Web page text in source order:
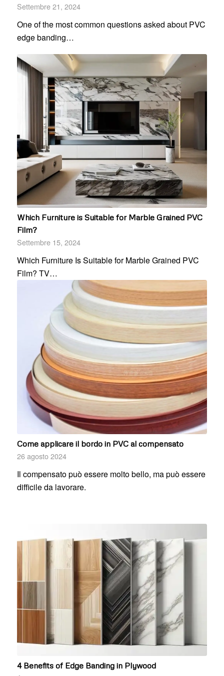
Settembre 21, 2024
One of the most common questions asked about PVC
edge banding…
Which Furniture is Suitable for Marble Grained PVC
Film?
Settembre 15, 2024
Which Furniture Is Suitable for Marble Grained PVC
Film? TV…
Come applicare il bordo in PVC al compensato
26 agosto 2024
Il compensato può essere molto bello, ma può essere
difficile da lavorare.
4 Benefits of Edge Banding in Plywood